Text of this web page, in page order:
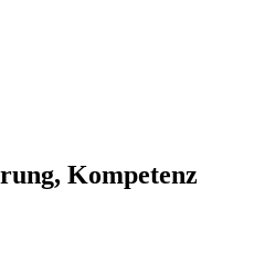
Kompetenz